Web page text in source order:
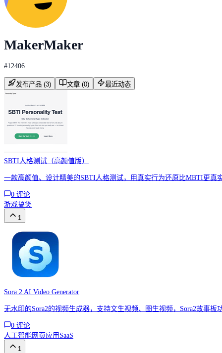
MakerMaker
#12406
发布产品 (3) 文章 (0) 最近动态
SBTI人格测试（高颜值版）
一款高颜值、设计精美的SBTI人格测试，用真实行为还原比MBTI更真
0 评论
游戏搞笑
1
Sora 2 AI Video Generator
无水印的Sora2的视频生成器，支持文生视频、图生视频，Sora2故事板
0 评论
人工智能网页应用 SaaS
1